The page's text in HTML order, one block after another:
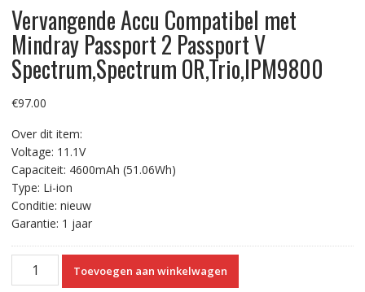
Vervangende Accu Compatibel met
Mindray Passport 2 Passport V
Spectrum,Spectrum OR,Trio,IPM9800
€97.00
Over dit item:
Voltage: 11.1V
Capaciteit: 4600mAh (51.06Wh)
Type: Li-ion
Conditie: nieuw
Garantie: 1 jaar
Vervangende
Accu
Toevoegen aan winkelwagen